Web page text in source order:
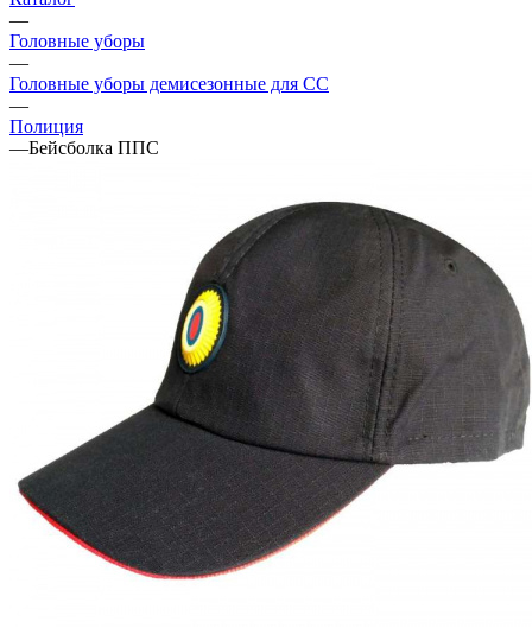
—
Головные уборы
—
Головные уборы демисезонные для СС
—
Полиция
—Бейсболка ППС